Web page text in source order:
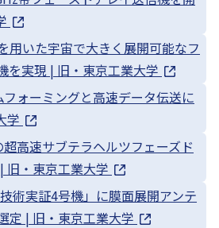
用いた宇宙で大きく展開可能なフ
を実現 | 旧・東京工業大学
ォーミングと高速データ伝送に
学
高速サブテラヘルツフェーズド
旧・東京工業大学
術実証4号機」に膜面展開アンテ
定 | 旧・東京工業大学